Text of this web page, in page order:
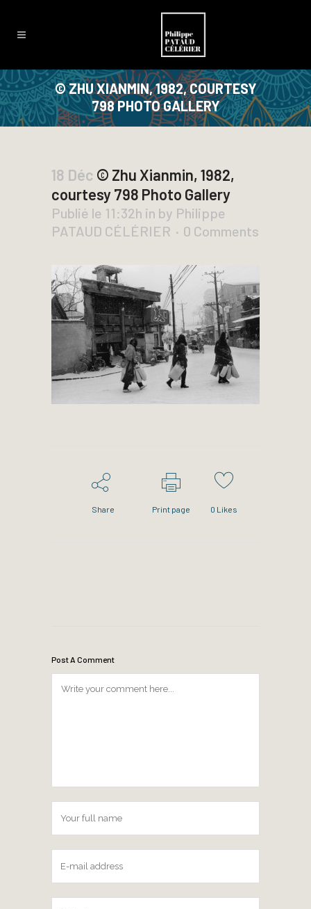
© ZHU XIANMIN, 1982, COURTESY
798 PHOTO GALLERY
18 Déc © Zhu Xianmin, 1982,
courtesy 798 Photo Gallery
Publié le 11:32h in by Philippe
PATAUD CÉLÉRIER
0 Comments
Share Print page 0 Likes
Post A Comment